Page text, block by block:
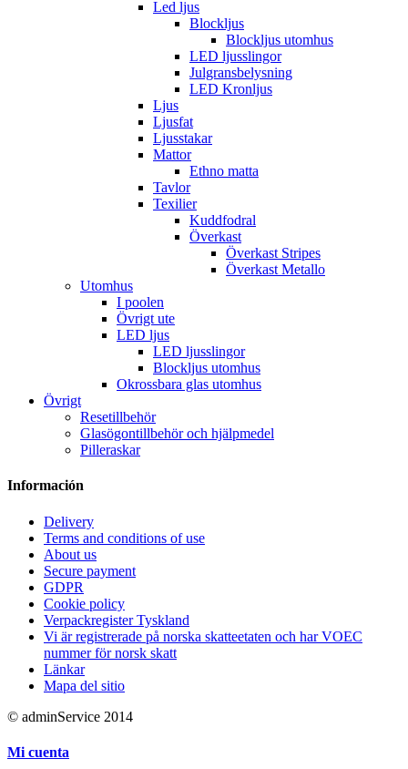
Led ljus
Blockljus
Blockljus utomhus
LED ljusslingor
Julgransbelysning
LED Kronljus
Ljus
Ljusfat
Ljusstakar
Mattor
Ethno matta
Tavlor
Texilier
Kuddfodral
Överkast
Överkast Stripes
Överkast Metallo
Utomhus
I poolen
Övrigt ute
LED ljus
LED ljusslingor
Blockljus utomhus
Okrossbara glas utomhus
Övrigt
Resetillbehör
Glasögontillbehör och hjälpmedel
Pilleraskar
Información
Delivery
Terms and conditions of use
About us
Secure payment
GDPR
Cookie policy
Verpackregister Tyskland
Vi är registrerade på norska skatteetaten och har VOEC
nummer för norsk skatt
Länkar
Mapa del sitio
© adminService 2014
Mi cuenta